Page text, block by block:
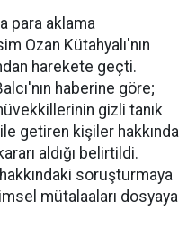
para aklama
Ozan Kütahyalı'nın
harekete geçti.
haberine göre;
gizli tanık
getiren kişiler hakkında
aldığı belirtildi.
soruşturmaya
mütalaaları dosyaya